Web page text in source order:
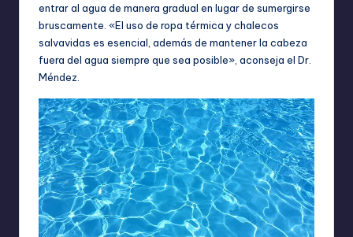
entrar al agua de manera gradual en lugar de sumergirse
bruscamente. «El uso de ropa térmica y chalecos
salvavidas es esencial, además de mantener la cabeza
fuera del agua siempre que sea posible», aconseja el Dr.
Méndez.